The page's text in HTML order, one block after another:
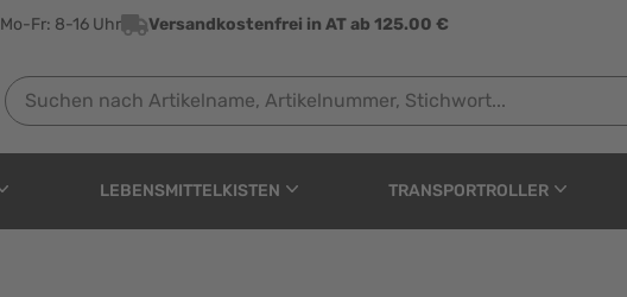
Mo-Fr: 8-16 Uhr Versandkostenfrei in AT ab 125.00 €
Suchen nach Artikelname, Artikelnummer, Stichwort...
LEBENSMITTELKISTEN TRANSPORTROLLER